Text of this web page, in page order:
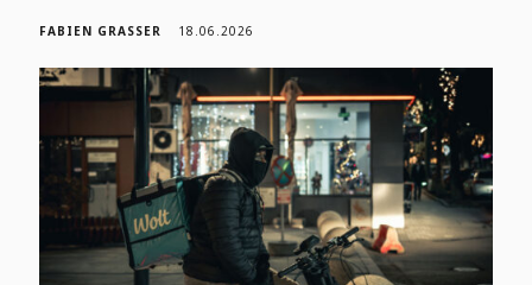
FABIEN GRASSER 18.06.2026